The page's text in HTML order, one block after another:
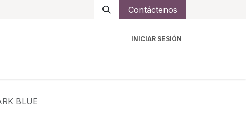
Contáctenos
INICIAR SESIÓN
BLUE